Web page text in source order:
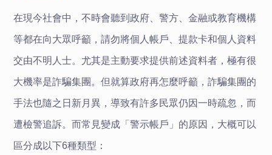
在現今社會中，不時會聽到政府、警方、金融或教育機構
等都在向大眾呼籲，請勿將個人帳戶、提款卡和個人資料
交由不明人士。尤其是主動要求提供前述資料者，極有很
大機率是詐騙集團。但就算政府再怎麼呼籲，詐騙集團的
手法也隨之日新月異，導致有許多民眾仍因一時疏忽，而
遭檢警追訴。而常見變成 「警示帳戶 」 的原因，大概可以
區分成以下6種類型：